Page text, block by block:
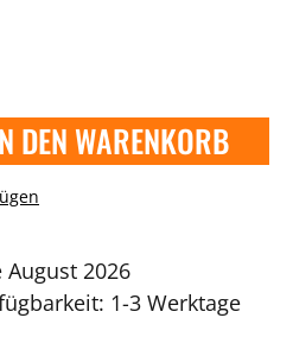
DEN WARENKORB
2026
1-3 Werktage